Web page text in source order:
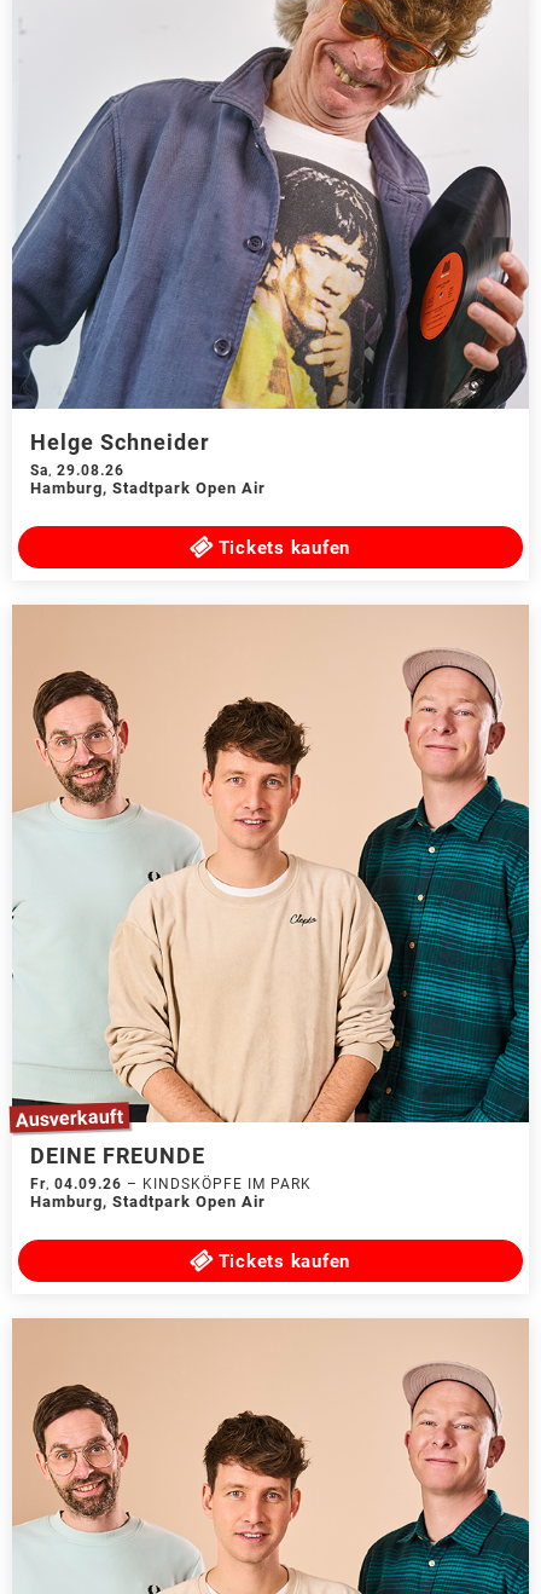
Helge Schneider
Sa, 29.08.26
Hamburg, Stadtpark Open Air
Tickets kaufen
Ausverkauft
DEINE FREUNDE
Fr, 04.09.26 – KINDSKÖPFE IM PARK
Hamburg, Stadtpark Open Air
Tickets kaufen